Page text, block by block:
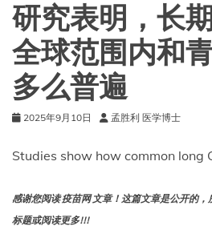
研究表明，长
全球范围内和
多么普遍
2025年9月10日 孟胜利 医学博士
Studies show how common long
感谢您阅读 疫苗网 文章！这篇文章是公开的
标题或阅读更多!!!